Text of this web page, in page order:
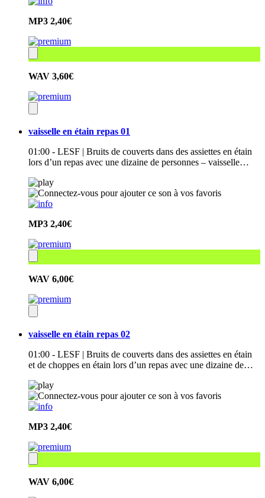
MP3 2,40€
WAV 3,60€
vaisselle en étain repas 01
01:00 - LESF | Bruits de couverts dans des assiettes en étain
lors d’un repas avec une dizaine de personnes – vaisselle…
MP3 2,40€
WAV 6,00€
vaisselle en étain repas 02
01:00 - LESF | Bruits de couverts dans des assiettes en étain
et de choppes en étain lors d’un repas avec une dizaine de…
MP3 2,40€
WAV 6,00€